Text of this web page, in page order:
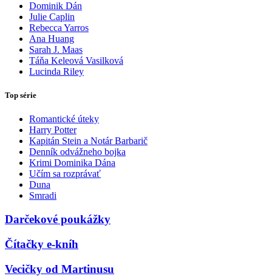
Dominik Dán
Julie Caplin
Rebecca Yarros
Ana Huang
Sarah J. Maas
Táňa Keleová Vasilková
Lucinda Riley
Top série
Romantické úteky
Harry Potter
Kapitán Stein a Notár Barbarič
Denník odvážneho bojka
Krimi Dominika Dána
Učím sa rozprávať
Duna
Smradi
Darčekové poukážky
Čítačky e-kníh
Vecičky od Martinusu